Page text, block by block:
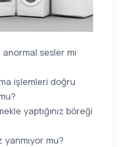
anormal sesler mi
işlemleri doğru
yaptığınız böreği
yanmıyor mu?